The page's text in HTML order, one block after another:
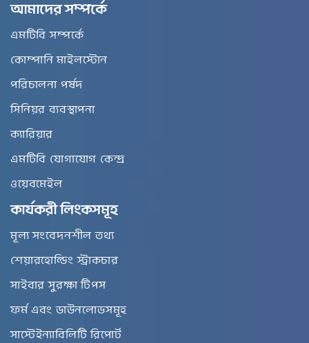
আমাদের সম্পর্কে
এমটিবি সম্পর্কে
কোম্পানি মাইলস্টোন
পরিচালনা পর্ষদ
সিনিয়র ব্যবস্থাপনা
ক্যারিয়ার
এমটিবি যোগাযোগ কেন্দ্র
ওয়েবমেইল
কার্যকরী লিংকসমূহ
মূল্য সংবেদনশীল তথ্য
শেয়ারহোল্ডিং স্ট্রাকচার
সাইবার সুরক্ষা টিপস
ফর্ম এবং ডাউনলোডসমূহ
সাস্টেইন্যাবিলিটি রিপোর্ট